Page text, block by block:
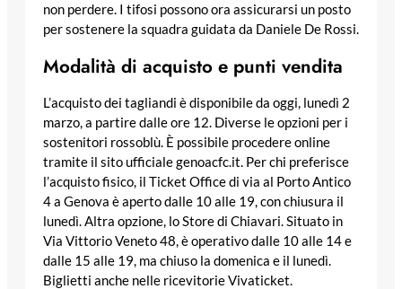
non perdere. I tifosi possono ora assicurarsi un posto
per sostenere la squadra guidata da Daniele De Rossi.
Modalità di acquisto e punti vendita
L’acquisto dei tagliandi è disponibile da oggi, lunedì 2
marzo, a partire dalle ore 12. Diverse le opzioni per i
sostenitori rossoblù. È possibile procedere online
tramite il sito ufficiale genoacfc.it. Per chi preferisce
l’acquisto fisico, il Ticket Office di via al Porto Antico
4 a Genova è aperto dalle 10 alle 19, con chiusura il
lunedì. Altra opzione, lo Store di Chiavari. Situato in
Via Vittorio Veneto 48, è operativo dalle 10 alle 14 e
dalle 15 alle 19, ma chiuso la domenica e il lunedì.
Biglietti anche nelle ricevitorie Vivaticket.